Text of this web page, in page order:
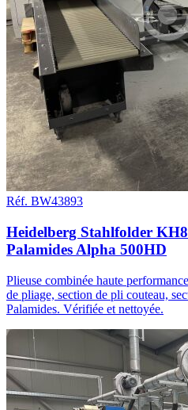
Réf. BW43893
Heidelberg Stahlfolder
Palamides Alpha 500HD
Plieuse combinée haute
de pliage, section de pli couteau,
Palamides. Vérifiée et nettoyée.